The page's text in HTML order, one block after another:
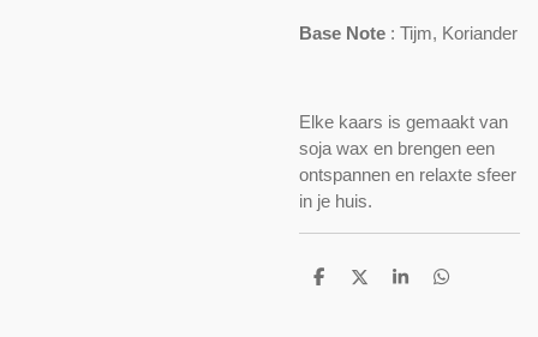
Base Note : Tijm, Koriander
Elke kaars is gemaakt van
soja wax en brengen een
ontspannen en relaxte sfeer
in je huis.
D
D
S
D